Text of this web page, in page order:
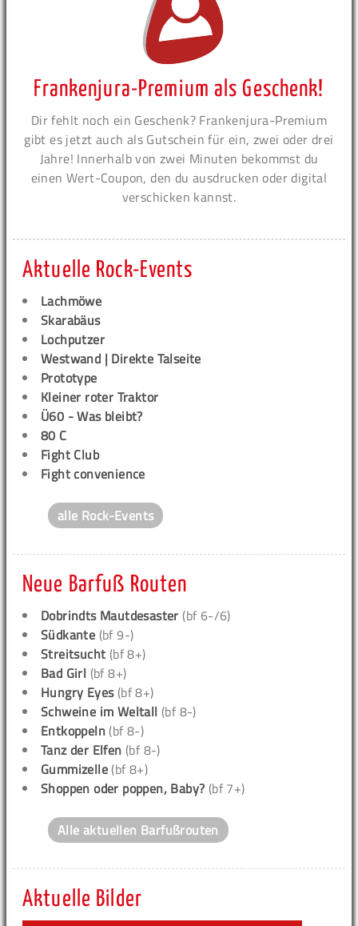
Frankenjura-Premium als Geschenk!
Dir fehlt noch ein Geschenk? Frankenjura-Premium
gibt es jetzt auch als Gutschein für ein, zwei oder drei
Jahre! Innerhalb von zwei Minuten bekommst du
einen Wert-Coupon, den du ausdrucken oder digital
verschicken kannst.
Aktuelle Rock-Events
Lachmöwe
Skarabäus
Lochputzer
Westwand | Direkte Talseite
Prototype
Kleiner roter Traktor
Ü60 - Was bleibt?
80 C
Fight Club
Fight convenience
alle Rock-Events
Neue Barfuß Routen
Dobrindts Mautdesaster (bf 6-/6)
Südkante (bf 9-)
Streitsucht (bf 8+)
Bad Girl (bf 8+)
Hungry Eyes(bf 8+)
Schweine im Weltall (bf 8-)
Entkoppeln (bf 8-)
Tanz der Elfen (bf 8-)
Gummizelle (bf 8+)
Shoppen oder poppen, Baby? (bf 7+)
Alle aktuellen Barfußrouten
Aktuelle Bilder